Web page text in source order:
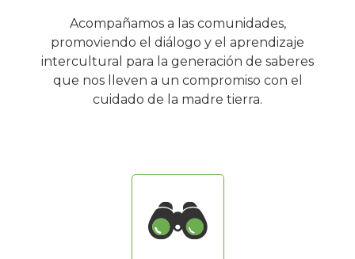
Acompañamos a las comunidades,
promoviendo el diálogo y el aprendizaje
intercultural para la generación de saberes
que nos lleven a un compromiso con el
cuidado de la madre tierra.